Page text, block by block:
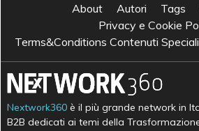
About Autori Tags
Privacy e Cookie
Terms&Conditions Contenuti
Nextwork360 è il più grande network in
B2B dedicati ai temi della